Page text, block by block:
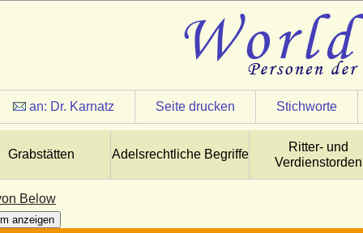
an: Dr. Karnatz Seite drucken Stichworte
Grabstätten Adelsrechtliche Begriffe
Ritter- und
Verdienstorden
Below
anzeigen